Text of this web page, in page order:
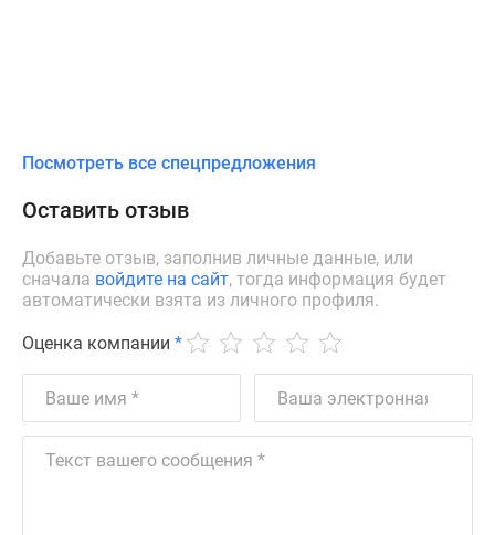
Посмотреть все спецпредложения
Оставить отзыв
Добавьте отзыв, заполнив личные данные, или
сначала войдите на сайт, тогда информация будет
автоматически взята из личного профиля.
Оценка компании *